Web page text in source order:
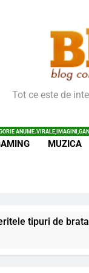
–
Tot ce este de
MUZICA
tipuri de
invatate de la